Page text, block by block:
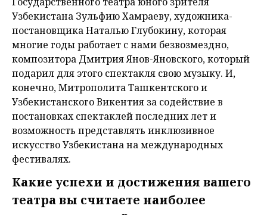
Узбекистана Зульфию Хамраеву, художника-
постановщика Наталью Глубокину, которая
многие годы работает с нами безвозмездно,
композитора Дмитрия Янов-Яновского, который
подарил для этого спектакля свою музыку. И,
конечно, Митрополита Ташкентского и
Узбекистанского Викентия за содействие в
постановках спектаклей последних лет и
возможность представлять инклюзивное
искусство Узбекистана на международных
фестивалях.
Какие успехи и достижения вашего
театра вы считаете наиболее